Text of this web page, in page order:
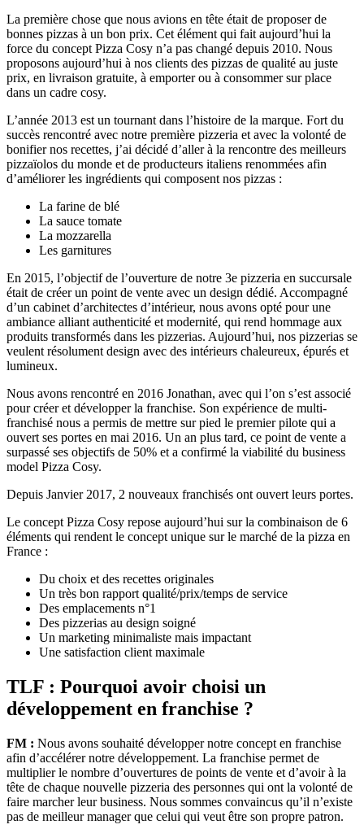
La première chose que nous avions en tête était de proposer de
bonnes pizzas à un bon prix. Cet élément qui fait aujourd’hui la
force du concept Pizza Cosy n’a pas changé depuis 2010. Nous
proposons aujourd’hui à nos clients des pizzas de qualité au juste
prix, en livraison gratuite, à emporter ou à consommer sur place
dans un cadre cosy.
L’année 2013 est un tournant dans l’histoire de la marque. Fort du
succès rencontré avec notre première pizzeria et avec la volonté de
bonifier nos recettes, j’ai décidé d’aller à la rencontre des meilleurs
pizzaïolos du monde et de producteurs italiens renommées afin
d’améliorer les ingrédients qui composent nos pizzas :
La farine de blé
La sauce tomate
La mozzarella
Les garnitures
En 2015, l’objectif de l’ouverture de notre 3e pizzeria en succursale
était de créer un point de vente avec un design dédié. Accompagné
d’un cabinet d’architectes d’intérieur, nous avons opté pour une
ambiance alliant authenticité et modernité, qui rend hommage aux
produits transformés dans les pizzerias. Aujourd’hui, nos pizzerias se
veulent résolument design avec des intérieurs chaleureux, épurés et
lumineux.
Nous avons rencontré en 2016 Jonathan, avec qui l’on s’est associé
pour créer et développer la franchise. Son expérience de multi-
franchisé nous a permis de mettre sur pied le premier pilote qui a
ouvert ses portes en mai 2016. Un an plus tard, ce point de vente a
surpassé ses objectifs de 50% et a confirmé la viabilité du business
model Pizza Cosy.
Depuis Janvier 2017, 2 nouveaux franchisés ont ouvert leurs portes.
Le concept Pizza Cosy repose aujourd’hui sur la combinaison de 6
éléments qui rendent le concept unique sur le marché de la pizza en
France :
Du choix et des recettes originales
Un très bon rapport qualité/prix/temps de service
Des emplacements n°1
Des pizzerias au design soigné
Un marketing minimaliste mais impactant
Une satisfaction client maximale
TLF : Pourquoi avoir choisi un
développement en franchise ?
FM : Nous avons souhaité développer notre concept en franchise
afin d’accélérer notre développement. La franchise permet de
multiplier le nombre d’ouvertures de points de vente et d’avoir à la
tête de chaque nouvelle pizzeria des personnes qui ont la volonté de
faire marcher leur business. Nous sommes convaincus qu’il n’existe
pas de meilleur manager que celui qui veut être son propre patron.